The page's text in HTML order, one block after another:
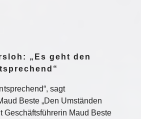
„Es geht den
sagt
Beste „Den Umständen
Geschäftsführerin Maud Beste